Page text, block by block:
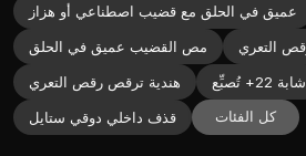
عميق في الحلق مع قضيب اصطناعي أو هزاز
مص القضيب عميق في الحلق
هندية ترقص رقص التعري
شابة 22+ تُصبِّع
قذف داخلي دوقي ستايل
كل الفئات